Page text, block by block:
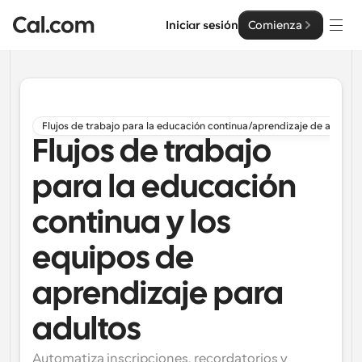
Iniciar sesión Comienza
Soluciones
Por tamaño del equipo
Para individuos
Programación personal hecha simple
Para Equipos
Programación colaborativa para grupos
Para desarrolladores
Funciones y integraciones poderosas
Para empresas
Empresa
Desarrollador
Documentación del Desarrollador
Documentación para la plataforma Cal.com
API
Recursos
API
Crea tus propias integraciones con nuestra API pública
Cal.ai
Flujos de trabajo para la educación continua/aprendizaje de adultos
Flujos de trabajo
para la educación
continua y los
equipos de
aprendizaje para
adultos
Automatiza inscripciones, recordatorios y